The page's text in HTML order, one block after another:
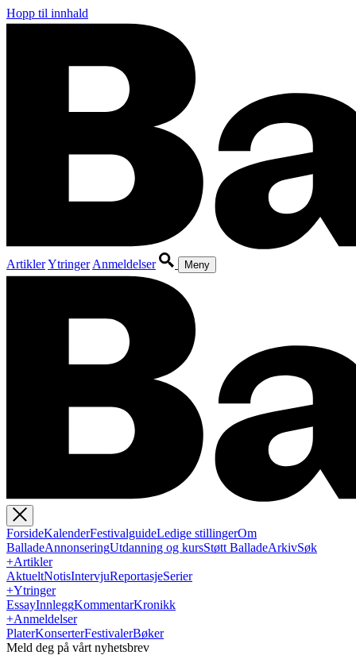
Hopp til innhald
ArtiklerYtringer Anmeldelser Meny
ForsideKalenderFestivalguideLedige stillingerOm
BalladeAnnonseringUtdanning og kursStøtt BalladeArkivSøk
+Artikler
AktueltNotisIntervjuReportasjeSerier
+Ytringer
EssayInnleggKommentarKronikk
+Anmeldelser
PlaterKonserterFestivalerBøker
Meld deg på vårt nyhetsbrev